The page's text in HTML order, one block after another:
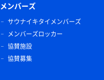
メンバーズ
サウナイキタイメンバーズ
メンバーズロッカー
協賛施設
協賛募集